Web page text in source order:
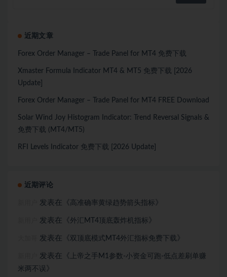
近期文章
Forex Order Manager – Trade Panel for MT4 免费下载
Xmaster Formula Indicator MT4 & MT5 免费下载 [2026
Update]
Forex Order Manager – Trade Panel for MT4 FREE Download
Solar Wind Joy Histogram Indicator: Trend Reversal Signals &
免费下载 (MT4/MT5)
RFI Levels Indicator 免费下载 [2026 Update]
近期评论
发表在《 高准确率黄绿趋势箭头指标 》
发表在《 外汇MT4顶底轰炸机指标 》
发表在《 双顶底模式MT4外汇指标免费下载 》
发表在《
上帝之手M1参数-小资金可跑-低点差刷单赚
米两不误 》